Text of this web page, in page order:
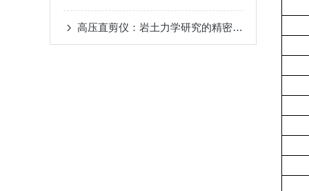
高压直剪仪：岩土力学研究的精密探针